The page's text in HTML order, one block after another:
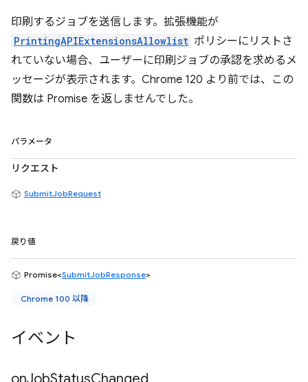
印刷するジョブを送信します。拡張機能が
PrintingAPIExtensionsAllowlist ポリシーにリストさ
れていない場合、ユーザーに印刷ジョブの承認を求めるメ
ッセージが表示されます。Chrome 120 より前では、この
関数は Promise を返しませんでした。
パラメータ
リクエスト
SubmitJobRequest
戻り値
Promise<SubmitJobResponse>
Chrome 100 以降
イベント